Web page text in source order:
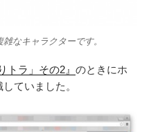
なキャラクターです。
トラ」その2』 のときにホ
ていました。